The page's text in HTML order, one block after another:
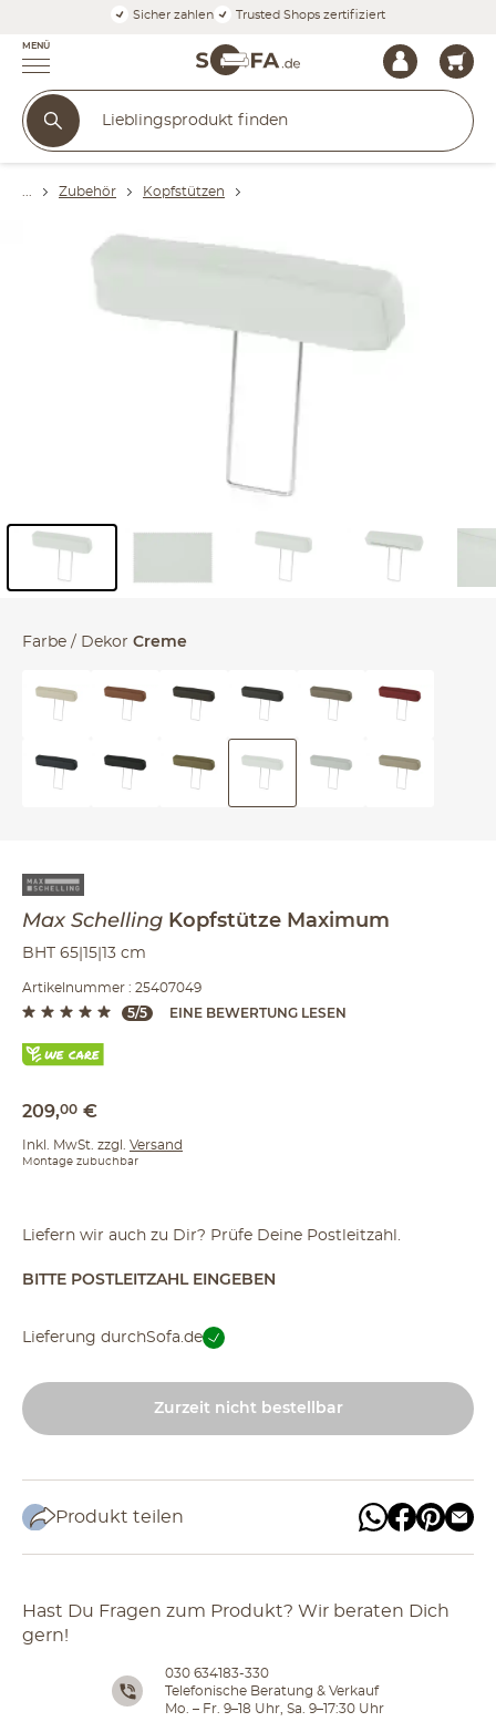
Sicher zahlen Trusted Shops zertifiziert
MENÜ
Zubehör Kopfstützen
Max Schelling Kopfstütze Maximum
BHT 65|15|13 cm
Artikelnummer : 25407049
5/5
EINE BEWERTUNG LESEN
209,00 €
Inkl. MwSt. zzgl. Versand
Montage zubuchbar
Farbe / Dekor Creme
Liefern wir auch zu Dir? Prüfe Deine Postleitzahl.
BITTE POSTLEITZAHL EINGEBEN
Lieferung durchSofa.de
Zurzeit nicht bestellbar
Produkt teilen
Hast Du Fragen zum Produkt? Wir beraten Dich
gern!
030 634183-330
Telefonische Beratung & Verkauf
Mo. – Fr. 9–18 Uhr, Sa. 9–17:30 Uhr